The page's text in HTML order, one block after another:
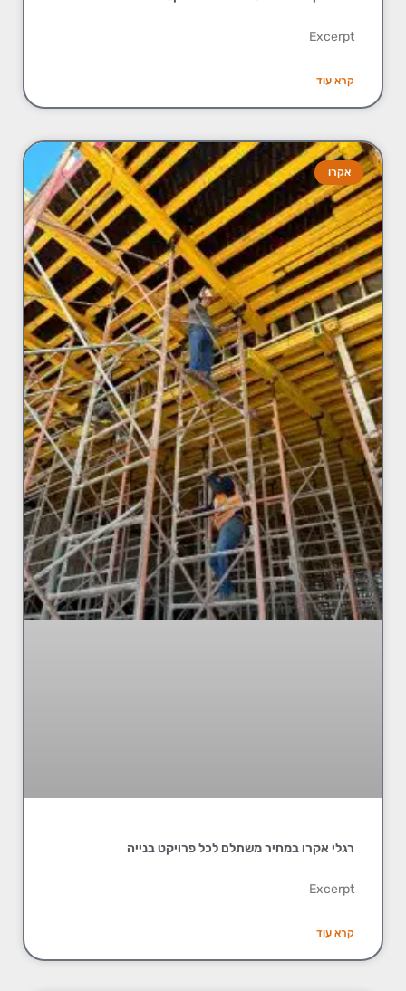
Excerpt
קרא עוד
אקרו
רגלי אקרו במחיר משתלם לכל פרויקט בנייה
Excerpt
קרא עוד